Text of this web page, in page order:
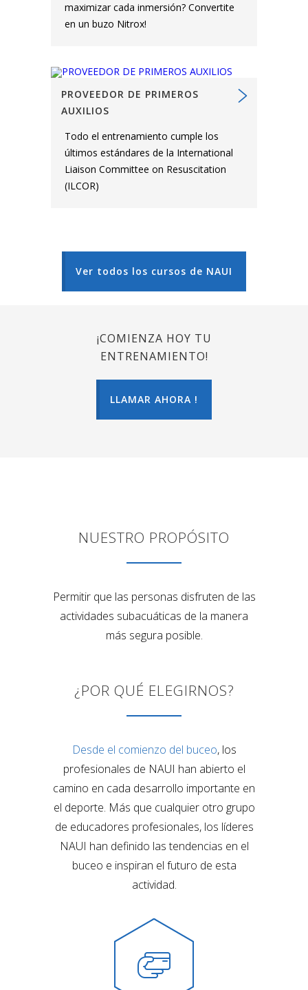
maximizar cada inmersión? Convertite
en un buzo Nitrox!
PROVEEDOR DE PRIMEROS
AUXILIOS
Todo el entrenamiento cumple los
últimos estándares de la International
Liaison Committee on Resuscitation
(ILCOR)
Ver todos los cursos de NAUI
¡COMIENZA HOY TU
ENTRENAMIENTO!
LLAMAR AHORA !
NUESTRO PROPÓSITO
Permitir que las personas disfruten de las
actividades subacuáticas de la manera
más segura posible.
¿POR QUÉ ELEGIRNOS?
Desde el comienzo del buceo, los
profesionales de NAUI han abierto el
camino en cada desarrollo importante en
el deporte. Más que cualquier otro grupo
de educadores profesionales, los líderes
NAUI han definido las tendencias en el
buceo e inspiran el futuro de esta
actividad.